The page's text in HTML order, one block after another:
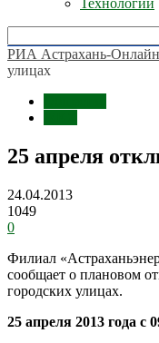
Технологии
РИА Астрахань-Онлайн
улицах
25 апреля
24.04.2013
1049
0
Филиал
сообщает о плановом
городских улицах.
25 апреля 2013 года с